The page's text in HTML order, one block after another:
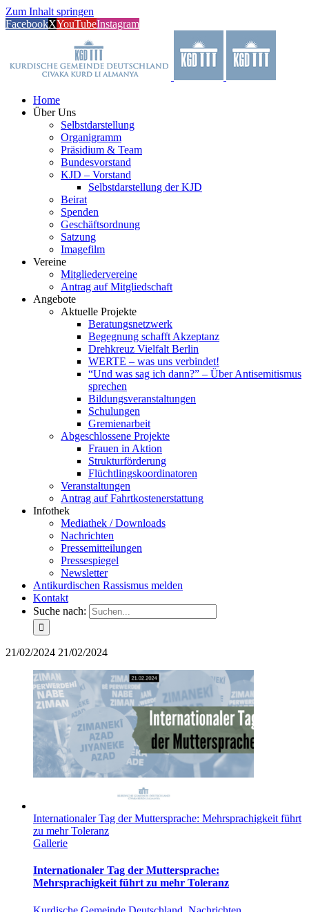
Zum Inhalt springen
FacebookXYouTubeInstagram
Home
Über Uns
Selbstdarstellung
Organigramm
Präsidium & Team
Bundesvorstand
KJD – Vorstand
Selbstdarstellung der KJD
Beirat
Spenden
Geschäftsordnung
Satzung
Imagefilm
Vereine
Mitgliedervereine
Antrag auf Mitgliedschaft
Angebote
Aktuelle Projekte
Beratungsnetzwerk
Begegnung schafft Akzeptanz
Drehkreuz Vielfalt Berlin
WERTE – was uns verbindet!
“Und was sag ich dann?” – Über Antisemitismus
sprechen
Bildungsveranstaltungen
Schulungen
Gremienarbeit
Abgeschlossene Projekte
Frauen in Aktion
Strukturförderung
Flüchtlingskoordinatoren
Veranstaltungen
Antrag auf Fahrtkostenerstattung
Infothek
Mediathek / Downloads
Nachrichten
Pressemitteilungen
Pressespiegel
Newsletter
Antikurdischen Rassismus melden
Kontakt
Suche nach:
21/02/2024 21/02/2024
Internationaler Tag der Muttersprache: Mehrsprachigkeit führt
zu mehr Toleranz
Gallerie
Internationaler Tag der Muttersprache:
Mehrsprachigkeit führt zu mehr Toleranz